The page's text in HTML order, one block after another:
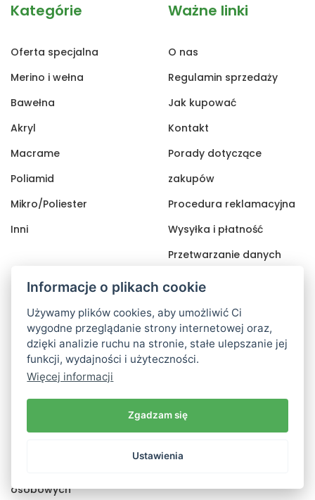
Kategórie
Oferta specjalna
Merino i wełna
Bawełna
Akryl
Macrame
Poliamid
Mikro/Poliester
Inni
Ważne linki
O nas
Regulamin sprzedaży
Jak kupować
Kontakt
Porady dotyczące
zakupów
Procedura reklamacyjna
Wysyłka i płatność
Przetwarzanie danych
osobowych
Cookies
Użytkownik
osobowych
Informacje
kontaktowe
Poděbradova 1442/109
Ostrava, 702 00
Informacje o plikach cookie
Używamy plików cookies, aby umożliwić Ci
wygodne przeglądanie strony internetowej oraz,
dzięki analizie ruchu na stronie, stałe ulepszanie jej
funkcji, wydajności i użyteczności.
Więcej informacji
Zgadzam się
Ustawienia